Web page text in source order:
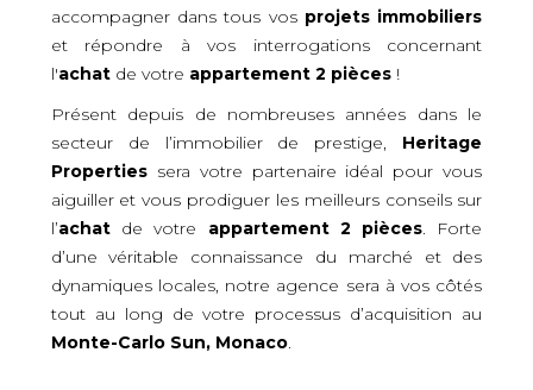
accompagner dans tous vos projets immobiliers
et répondre à vos interrogations concernant
l'achatde votre appartement 2 pièces !
Présent depuis de nombreuses années dans le
secteur de l’immobilier de prestige, Heritage
Propertiessera votre partenaire idéal pour vous
aiguiller et vous prodiguer les meilleurs conseils sur
l’achatde votre appartement 2 pièces . Forte
d’une véritable connaissance du marché et des
dynamiques locales, notre agence sera à vos côtés
tout au long de votre processus d’acquisition au
Monte-Carlo Sun, Monaco.